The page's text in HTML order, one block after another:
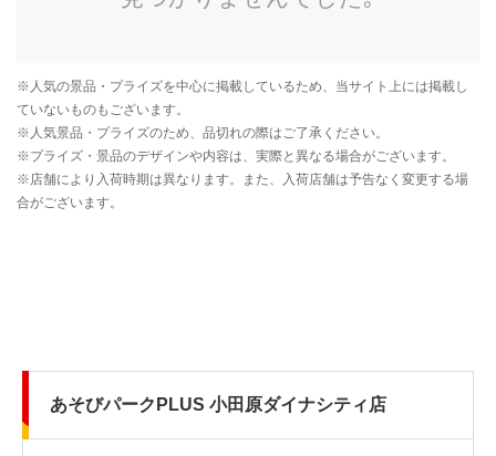
あそびパークPLUS 小田原ダイナシティ店